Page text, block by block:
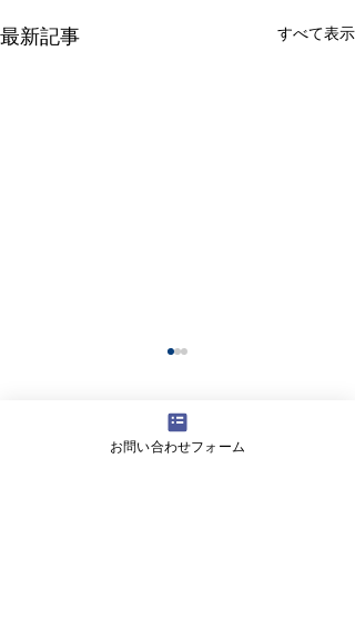
最新記事 すべて表示
お問い合わせフォーム